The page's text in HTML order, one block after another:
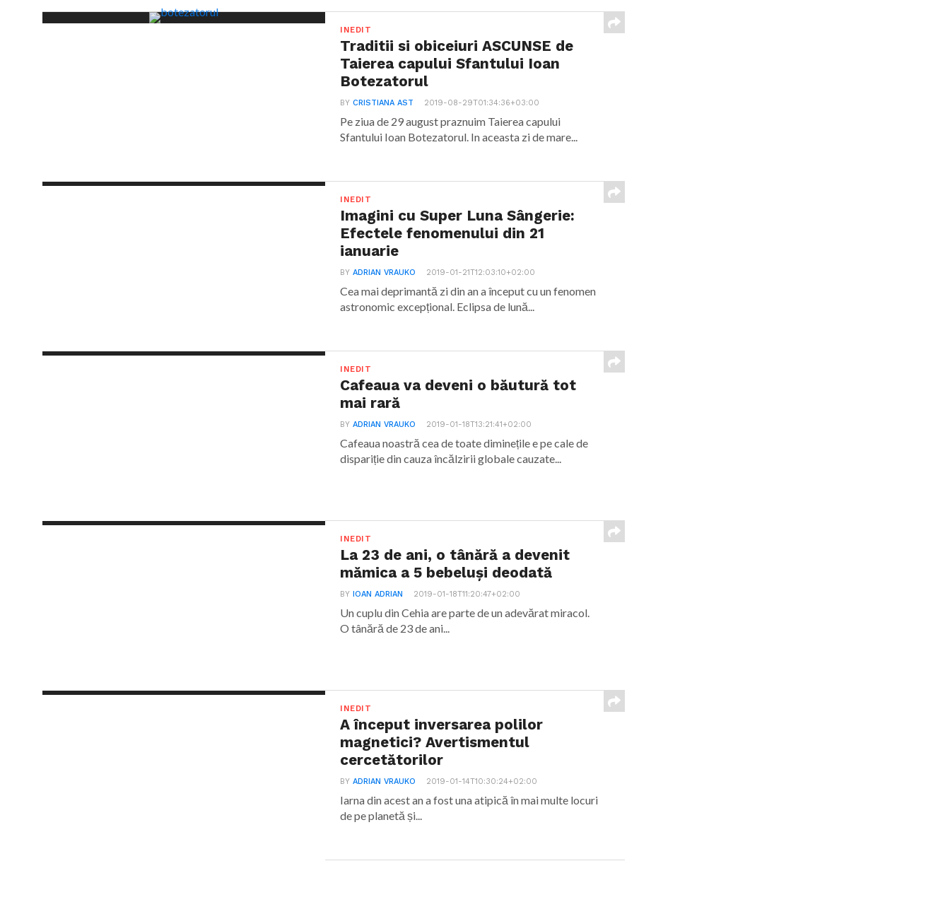
INEDIT
Traditii si obiceiuri ASCUNSE de
Taierea capului Sfantului Ioan
Botezatorul
BYCRISTIANA AST 2019-08-29T01:34:36+03:00
Pe ziua de 29 august praznuim Taierea capului
Sfantului Ioan Botezatorul. In aceasta zi de mare...
INEDIT
Imagini cu Super Luna Sângerie:
Efectele fenomenului din 21
ianuarie
BYADRIAN VRAUKO 2019-01-21T12:03:10+02:00
Cea mai deprimantă zi din an a început cu un fenomen
astronomic excepțional. Eclipsa de lună...
INEDIT
Cafeaua va deveni o băutură tot
mai rară
BYADRIAN VRAUKO 2019-01-18T13:21:41+02:00
Cafeaua noastră cea de toate diminețile e pe cale de
dispariție din cauza încălzirii globale cauzate...
INEDIT
La 23 de ani, o tânără a devenit
mămica a 5 bebeluși deodată
BYIOAN ADRIAN 2019-01-18T11:20:47+02:00
Un cuplu din Cehia are parte de un adevărat miracol.
O tânără de 23 de ani...
INEDIT
A început inversarea polilor
magnetici? Avertismentul
cercetătorilor
BYADRIAN VRAUKO 2019-01-14T10:30:24+02:00
Iarna din acest an a fost una atipică în mai multe locuri
de pe planetă și...